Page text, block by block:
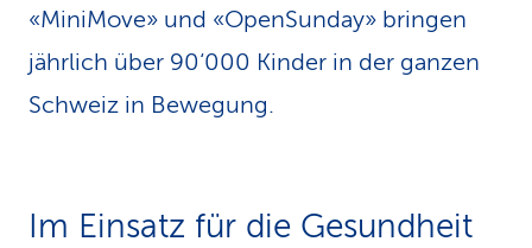
i
c
e
L
«MiniMove» und «OpenSunday» bringen
jährlich über 90‘000 Kinder in der ganzen
Schweiz in Bewegung.
Im Einsatz für die Gesundheit